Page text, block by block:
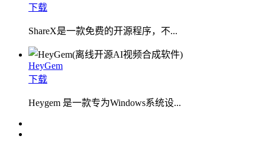
下载
ShareX是一款免费的开源程序，不...
HeyGem
下载
Heygem 是一款专为Windows系统设...